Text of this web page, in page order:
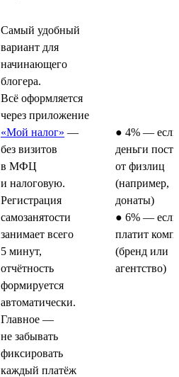
Самый удобный
вариант для
начинающего
блогера.
Всё оформляется
через приложение
«Мой налог» —
без визитов
в МФЦ
и налоговую.
Регистрация
самозанятости
занимает всего
5 минут,
отчётность
формируется
автоматически.
Главное —
не забывать
фиксировать
каждый платёж
● 4% — если
деньги
от физлиц
(например,
донаты)
● 6% — если
платит
(бренд или
агентство)